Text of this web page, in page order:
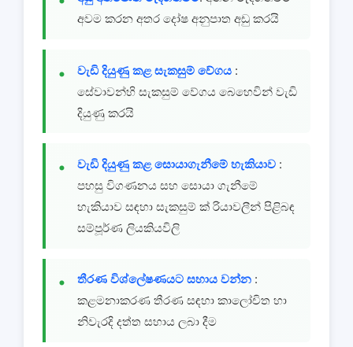
අවම කරන අතර දෝෂ අනුපාත අඩු කරයි
වැඩි දියුණු කළ සැකසුම් වේගය :
සේවාවන්හි සැකසුම් වේගය බෙහෙවින් වැඩි
දියුණු කරයි
වැඩි දියුණු කළ සොයාගැනීමේ හැකියාව :
පහසු විගණනය සහ සොයා ගැනීමේ
හැකියාව සඳහා සැකසුම් ක් රියාවලීන් පිළිබඳ
සම්පූර්ණ ලියකියවිලි
තීරණ විශ්ලේෂණයට සහාය වන්න :
කළමනාකරණ තීරණ සඳහා කාලෝචිත හා
නිවැරදි දත්ත සහාය ලබා දීම